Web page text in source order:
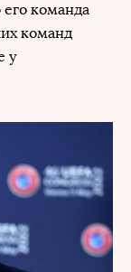
команда
команд
у